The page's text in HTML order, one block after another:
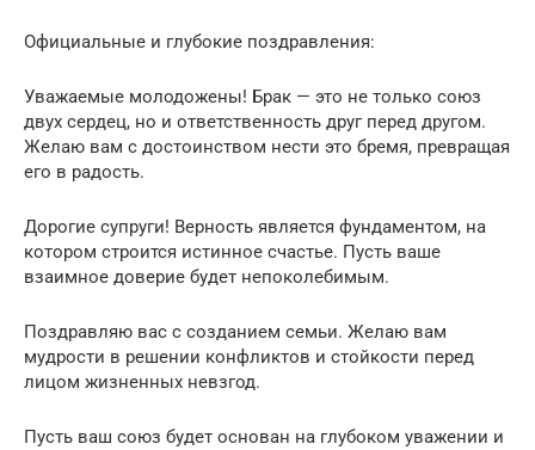
Официальные и глубокие поздравления:
Уважаемые молодожены! Брак — это не только союз
двух сердец, но и ответственность друг перед другом.
Желаю вам с достоинством нести это бремя, превращая
его в радость.
Дорогие супруги! Верность является фундаментом, на
котором строится истинное счастье. Пусть ваше
взаимное доверие будет непоколебимым.
Поздравляю вас с созданием семьи. Желаю вам
мудрости в решении конфликтов и стойкости перед
лицом жизненных невзгод.
Пусть ваш союз будет основан на глубоком уважении и